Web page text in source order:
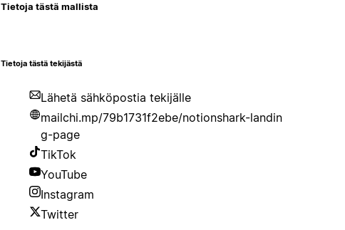
Tietoja tästä mallista
Tietoja tästä tekijästä
Lähetä sähköpostia tekijälle
mailchi.mp/79b1731f2ebe/notionshark-landin
g-page
TikTok
YouTube
Instagram
Twitter